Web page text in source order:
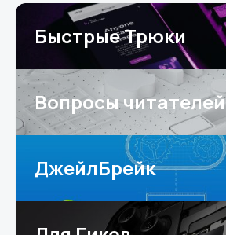
Быстрые Трюки
Вопросы читателей
ДжейлБрейк